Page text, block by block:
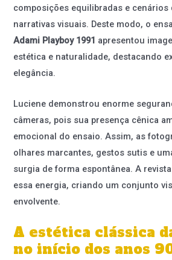
composições equilibradas e cenários
narrativas visuais. Deste modo, o
Adami Playboy 1991 apresentou
estética e naturalidade, destacando
elegância.
Luciene demonstrou enorme
câmeras, pois sua presença cênica
emocional do ensaio. Assim, as
olhares marcantes, gestos sutis e
surgia de forma espontânea. A
essa energia, criando um conjunto
envolvente.
A estética clássica
no início dos anos